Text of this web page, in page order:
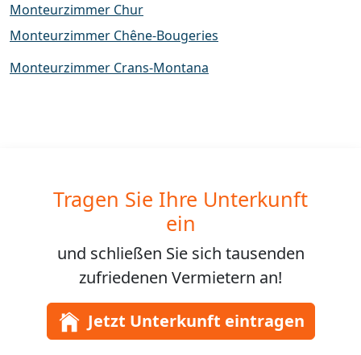
Monteurzimmer Chur
Monteurzimmer Chêne-Bougeries
Monteurzimmer Crans-Montana
Tragen Sie Ihre Unterkunft
ein
und schließen Sie sich tausenden
zufriedenen Vermietern an!
Jetzt Unterkunft eintragen